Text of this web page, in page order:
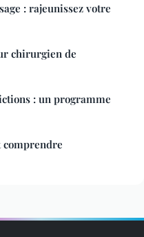
: rajeunissez votre
chirurgien de
: un programme
comprendre